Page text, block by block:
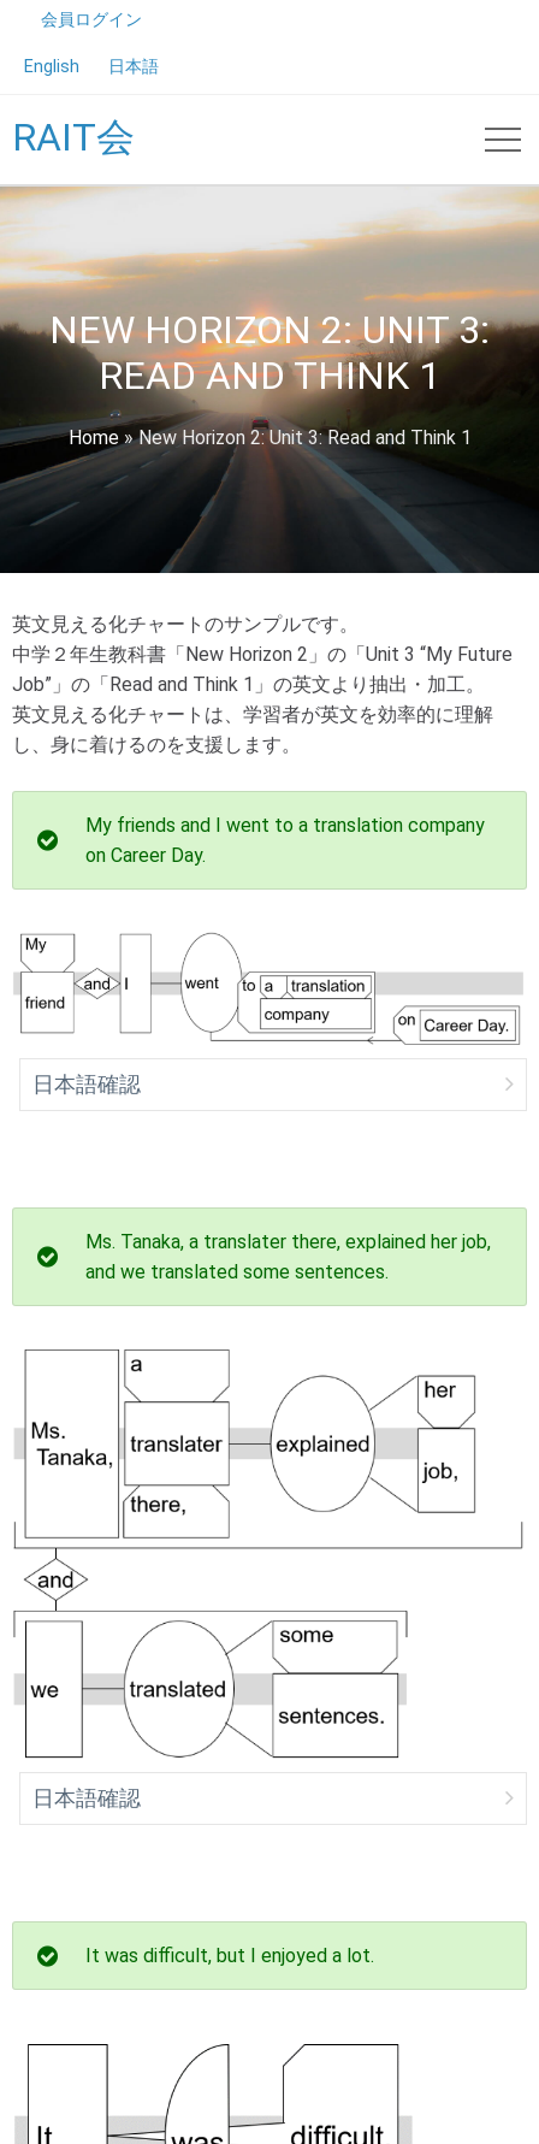
会員ログイン
English 日本語
RAIT会
NEW HORIZON 2: UNIT 3:
READ AND THINK 1
Home»New Horizon 2: Unit 3: Read and Think 1
英文見える化チャートのサンプルです。
中学２年生教科書「New Horizon 2」の「Unit 3 “My Future
Job”」の「Read and Think 1」の英文より抽出・加工。
英文見える化チャートは、学習者が英文を効率的に理解
し、身に着けるのを支援します。
My friends and I went to a translation company
on Career Day.
日本語確認
Ms. Tanaka, a translater there, explained her job,
and we translated some sentences.
日本語確認
It was difficult, but I enjoyed a lot.